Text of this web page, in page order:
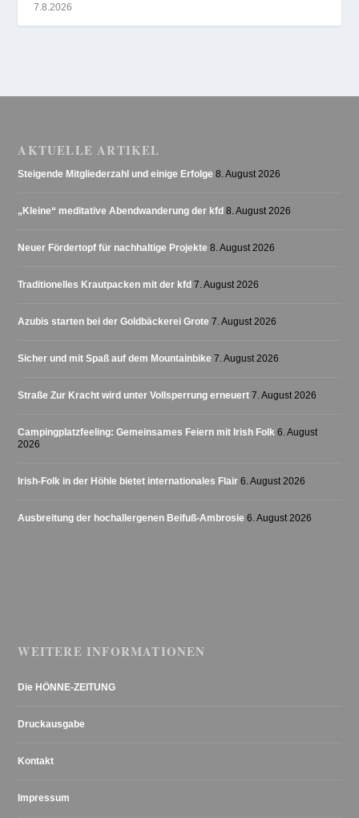
7.8.2026
AKTUELLE ARTIKEL
Steigende Mitgliederzahl und einige Erfolge 8. August 2026
„Kleine“ meditative Abendwanderung der kfd 8. August 2026
Neuer Fördertopf für nachhaltige Projekte 8. August 2026
Traditionelles Krautpacken mit der kfd 7. August 2026
Azubis starten bei der Goldbäckerei Grote 7. August 2026
Sicher und mit Spaß auf dem Mountainbike 7. August 2026
Straße Zur Kracht wird unter Vollsperrung erneuert 7. August 2026
Campingplatzfeeling: Gemeinsames Feiern mit Irish Folk 6. August
2026
Irish-Folk in der Höhle bietet internationales Flair 6. August 2026
Ausbreitung der hochallergenen Beifuß-Ambrosie 6. August 2026
WEITERE INFORMATIONEN
Die HÖNNE-ZEITUNG
Druckausgabe
Kontakt
Impressum